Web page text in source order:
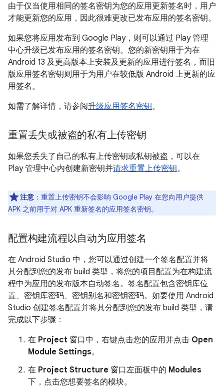
由于仅当使用相同的签名密钥为您的应用更新签名时，用户
才能更新您的应用，因此很难更改已发布应用的签名密钥。
如果您将应用发布到 Google Play，则可以通过 Play 管理
中心升级已发布应用的签名密钥。您的新密钥用于为在
Android 13 及更高版本上安装及更新的应用进行签名，而旧
版应用签名密钥则用于为用户在较低版 Android 上更新的应
用签名。
如需了解详情，请参阅升级应用签名密钥。
重置丢失或被盗的私有上传密钥
如果您丢失了自己的私有上传密钥或私钥被盗，可以在
Play 管理中心内创建新密钥并请求重置上传密钥。
注意 ：重置上传密钥不会影响 Google Play 在您向用户提供
APK 之前用于对 APK 重新签名的应用签名密钥。
配置构建流程以自动为应用签名
在 Android Studio 中，您可以通过创建一个签名配置并将
其分配到您的发布 build 类型，将您的项目配置为在构建流
程中为应用的发布版本自动签名。签名配置包含密钥库位
置、密钥库密码、密钥别名和密钥密码。如要使用 Android
Studio 创建签名配置并将其分配到您的发布 build 类型，请
完成以下步骤：
在 Project 窗口中，右键点击您的应用并点击 Open
Module Settings。
在 Project Structure 窗口左面板中的 Modules
下，点击您想要签名的模块。